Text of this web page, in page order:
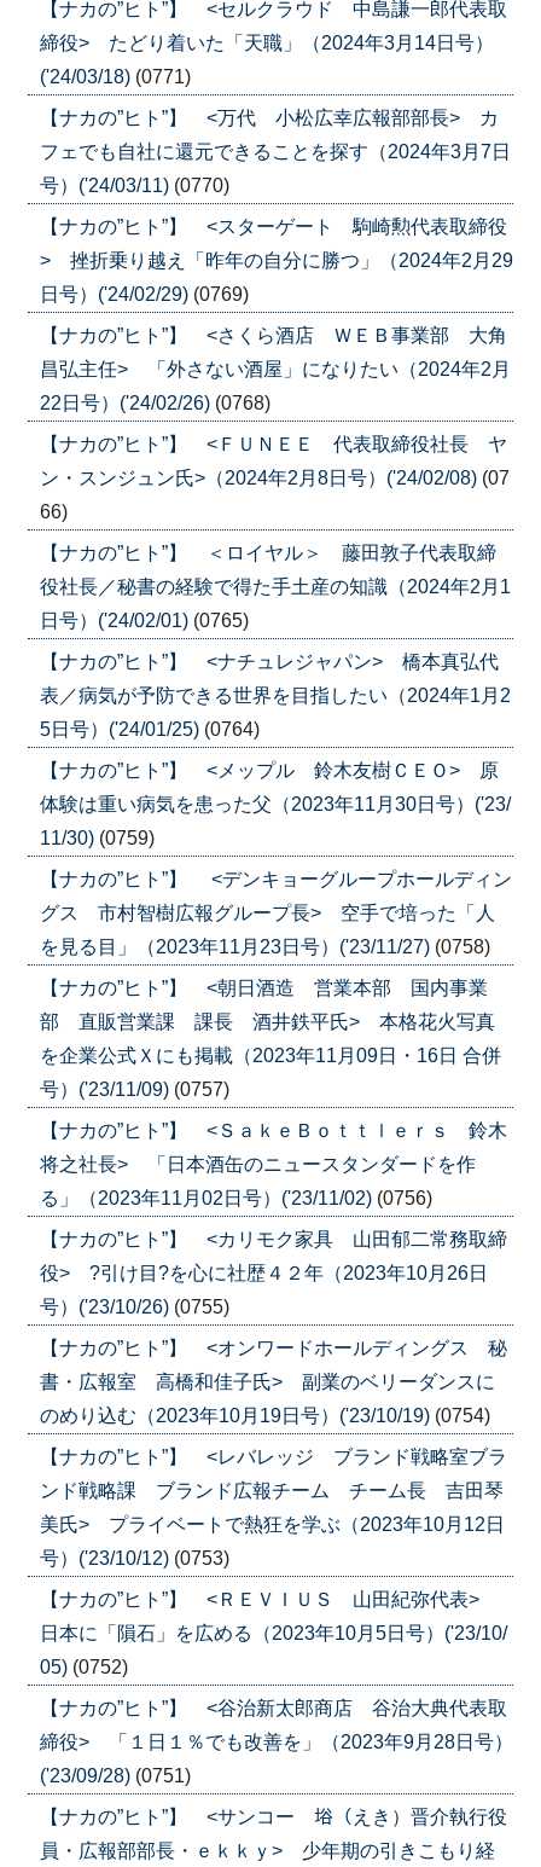
【ナカの”ヒト”】 <セルクラウド 中島謙一郎代表取
締役> たどり着いた「天職」（2024年3月14日号）
('24/03/18) (0771)
【ナカの”ヒト”】 <万代 小松広幸広報部部長> カ
フェでも自社に還元できることを探す（2024年3月7日
号）('24/03/11) (0770)
【ナカの”ヒト”】 <スターゲート 駒崎勲代表取締役
> 挫折乗り越え「昨年の自分に勝つ」（2024年2月29
日号）('24/02/29) (0769)
【ナカの”ヒト”】 <さくら酒店 ＷＥＢ事業部 大角
昌弘主任> 「外さない酒屋」になりたい（2024年2月
22日号）('24/02/26) (0768)
【ナカの”ヒト”】 <ＦＵＮＥＥ 代表取締役社長 ヤ
ン・スンジュン氏>（2024年2月8日号）('24/02/08) (07
66)
【ナカの”ヒト”】 ＜ロイヤル＞ 藤田敦子代表取締
役社長／秘書の経験で得た手土産の知識（2024年2月1
日号）('24/02/01) (0765)
【ナカの”ヒト”】 <ナチュレジャパン> 橋本真弘代
表／病気が予防できる世界を目指したい（2024年1月2
5日号）('24/01/25) (0764)
【ナカの”ヒト”】 <メップル 鈴木友樹ＣＥＯ> 原
体験は重い病気を患った父（2023年11月30日号）('23/
11/30) (0759)
【ナカの”ヒト”】 <デンキョーグループホールディン
グス 市村智樹広報グループ長> 空手で培った「人
を見る目」（2023年11月23日号）('23/11/27) (0758)
【ナカの”ヒト”】 <朝日酒造 営業本部 国内事業
部 直販営業課 課長 酒井鉄平氏> 本格花火写真
を企業公式Ｘにも掲載（2023年11月09日・16日 合併
号）('23/11/09) (0757)
【ナカの”ヒト”】 <ＳａｋｅＢｏｔｔｌｅｒｓ 鈴木
将之社長> 「日本酒缶のニュースタンダードを作
る」（2023年11月02日号）('23/11/02) (0756)
【ナカの”ヒト”】 <カリモク家具 山田郁二常務取締
役> ?引け目?を心に社歴４２年（2023年10月26日
号）('23/10/26) (0755)
【ナカの”ヒト”】 <オンワードホールディングス 秘
書・広報室 高橋和佳子氏> 副業のベリーダンスに
のめり込む（2023年10月19日号）('23/10/19) (0754)
【ナカの”ヒト”】 <レバレッジ ブランド戦略室ブラ
ンド戦略課 ブランド広報チーム チーム長 吉田琴
美氏> プライベートで熱狂を学ぶ（2023年10月12日
号）('23/10/12) (0753)
【ナカの”ヒト”】 <ＲＥＶＩＵＳ 山田紀弥代表>
日本に「隕石」を広める（2023年10月5日号）('23/10/
05) (0752)
【ナカの”ヒト”】 <谷治新太郎商店 谷治大典代表取
締役> 「１日１％でも改善を」（2023年9月28日号）
('23/09/28) (0751)
【ナカの”ヒト”】 <サンコー 﨏（えき）晋介執行役
員・広報部部長・ｅｋｋｙ> 少年期の引きこもり経